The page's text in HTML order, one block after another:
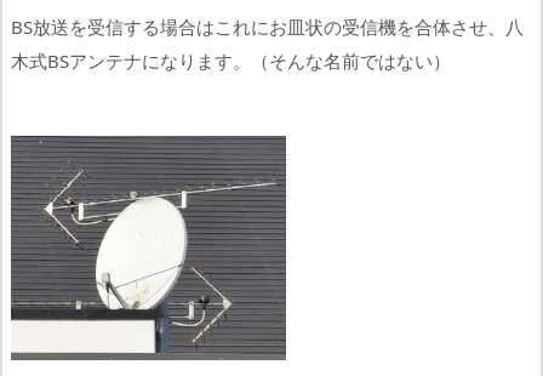
BS放送を受信する場合はこれにお皿状の受信機を合体させ、八
木式BSアンテナになります。（そんな名前ではない）